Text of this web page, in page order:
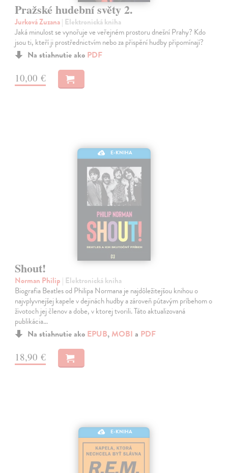
Pražské hudební světy 2.
Jurková Zuzana| Elektronická kniha
Jaká minulost se vynořuje ve veřejném prostoru dnešní Prahy? Kdo
jsou ti, kteří ji prostřednictvím nebo za přispění hudby připomínají?
Na stiahnutie ako PDF
10,00 €
E-KNIHA
Shout!
Norman Philip | Elektronická kniha
Biografia Beatles od Philipa Normana je najdôležitejšou knihou o
najvplyvnejšej kapele v dejinách hudby a zároveň pútavým príbehom o
životoch jej členov a dobe, v ktorej tvorili. Táto aktualizovaná
publikácia…
Na stiahnutie ako EPUB, MOBI a PDF
18,90 €
E-KNIHA